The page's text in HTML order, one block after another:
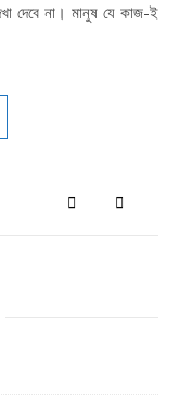
দেবে না। মানুষ যে কাজ-ই